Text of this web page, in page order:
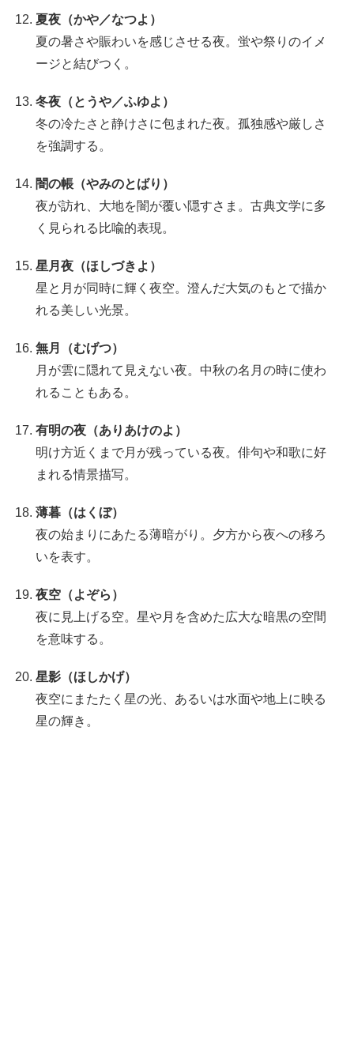
夏夜（かや／なつよ）
夏の暑さや賑わいを感じさせる夜。蛍や祭りのイメ
ージと結びつく。
冬夜（とうや／ふゆよ）
冬の冷たさと静けさに包まれた夜。孤独感や厳しさ
を強調する。
闇の帳（やみのとばり）
夜が訪れ、大地を闇が覆い隠すさま。古典文学に多
く見られる比喩的表現。
星月夜（ほしづきよ）
星と月が同時に輝く夜空。澄んだ大気のもとで描か
れる美しい光景。
無月（むげつ）
月が雲に隠れて見えない夜。中秋の名月の時に使わ
れることもある。
有明の夜（ありあけのよ）
明け方近くまで月が残っている夜。俳句や和歌に好
まれる情景描写。
薄暮（はくぼ）
夜の始まりにあたる薄暗がり。夕方から夜への移ろ
いを表す。
夜空（よぞら）
夜に見上げる空。星や月を含めた広大な暗黒の空間
を意味する。
星影（ほしかげ）
夜空にまたたく星の光、あるいは水面や地上に映る
星の輝き。